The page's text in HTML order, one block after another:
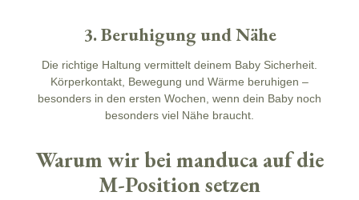
3. Beruhigung und Nähe
Die richtige Haltung vermittelt deinem Baby Sicherheit.
Körperkontakt, Bewegung und Wärme beruhigen –
besonders in den ersten Wochen, wenn dein Baby noch
besonders viel Nähe braucht.
Warum wir bei manduca auf die
M-Position setzen